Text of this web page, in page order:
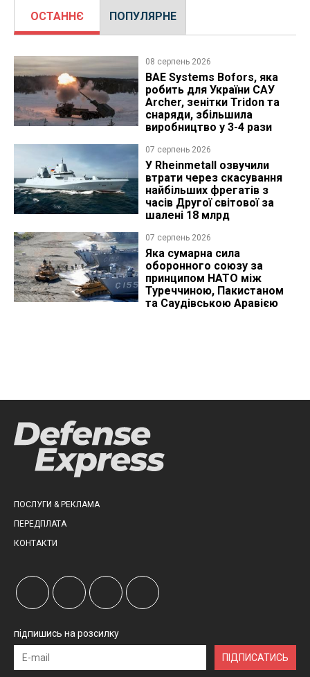
ОСТАННЄ ПОПУЛЯРНЕ
08 серпень 2026
BAE Systems Bofors, яка
робить для України САУ
Archer, зенітки Tridon та
снаряди, збільшила
виробництво у 3-4 рази
07 серпень 2026
У Rheinmetall озвучили
втрати через скасування
найбільших фрегатів з
часів Другої світової за
шалені 18 млрд
07 серпень 2026
Яка сумарна сила
оборонного союзу за
принципом НАТО між
Туреччиною, Пакистаном
та Саудівською Аравією
ПОСЛУГИ & РЕКЛАМА
ПЕРЕДПЛАТА
КОНТАКТИ
підпишись на розсилку
ПІДПИСАТИСЬ